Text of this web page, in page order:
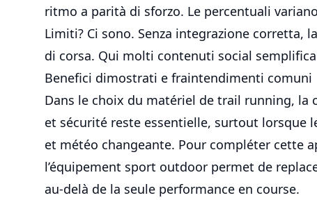
ritmo a parità di sforzo. Le percentuali
Limiti? Ci sono. Senza integrazione corretta,
di corsa. Qui molti contenuti social
Benefici dimostrati e fraintendimenti comuni
Dans le choix du matériel de trail running, la
et sécurité reste essentielle, surtout lorsque
et météo changeante. Pour compléter cette
l’équipement sport outdoor permet de
au-delà de la seule performance en course.